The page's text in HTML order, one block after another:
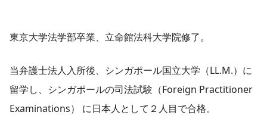
東京大学法学部卒業、立命館法科大学院修了。
当弁護士法人入所後、シンガポール国立大学（LL.M.）に
留学し、シンガポールの司法試験（Foreign Practitioner
Examinations） に日本人として２人目で合格。